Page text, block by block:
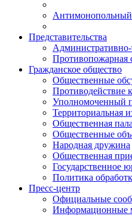
Антимонопольный
Представительства
Административно-
Гражданское общество
Общественные
Противодействие
Уполномоченный
Территориальная
Общественная
Общественные
Народная дружина
Общественная
Государственное
Политика
Пресс-центр
Официальные
Информационные